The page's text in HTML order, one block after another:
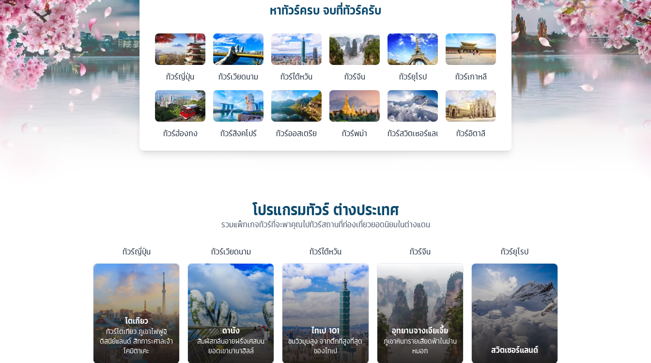
หาทัวร์ครบ จบที่ทัวร์ครับ
ทัวร์ญี่ปุ่น ทัวร์เวียดนาม ทัวร์ไต้หวัน ทัวร์จีน ทัวร์ยุโรป ทัวร์เกาหลี
ทัวร์ฮ่องกง ทัวร์สิงคโปร์ ทัวร์ออสเตรีย ทัวร์พม่า ทัวร์สวิตเซอร์แลนด์ ทัวร์อิตาลี
โปรแกรมทัวร์ ต่างประเทศ
รวมแพ็กเกจทัวร์ที่จะพาคุณไปทัวร์สถานที่ท่องเที่ยวยอดนิยมในต่างแดน
ทัวร์ญี่ปุ่น
โตเกียว
ทัวร์โตเกียว ภูเขาไฟฟูจิ
ดิสนีย์แลนด์ สักการะศาลเจ้า
โคมิตาเคะ
ทัวร์เวียดนาม
ดานัง
สัมผัสกลิ่นอายฝรั่งเศสบน
ยอดเขาบานาฮิลล์
ทัวร์ไต้หวัน
ไทเป 101
ชมวิวมุมสูง จากตึกที่สูงที่สุด
ของไทเป
ทัวร์จีน
อุทยานจางเจียเจี้ย
ภูเขาหินทรายเสียดฟ้าในม่าน
หมอก
ทัวร์ยุโรป
สวิตเซอร์แลนด์